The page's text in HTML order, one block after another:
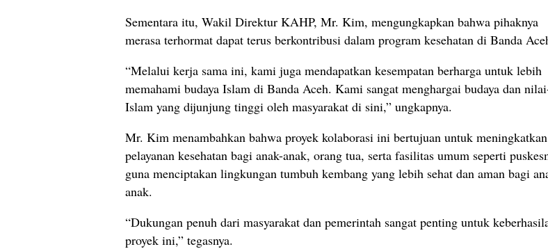
Sementara itu, Wakil Direktur KAHP, Mr. Kim, mengungkapkan bahwa pihaknya
merasa terhormat dapat terus berkontribusi dalam program kesehatan di Banda
“Melalui kerja sama ini, kami juga mendapatkan kesempatan berharga untuk lebih
memahami budaya Islam di Banda Aceh. Kami sangat menghargai budaya dan
Islam yang dijunjung tinggi oleh masyarakat di sini,” ungkapnya.
Mr. Kim menambahkan bahwa proyek kolaborasi ini bertujuan untuk meningkatkan
pelayanan kesehatan bagi anak-anak, orang tua, serta fasilitas umum seperti
guna menciptakan lingkungan tumbuh kembang yang lebih sehat dan aman bagi
anak.
“Dukungan penuh dari masyarakat dan pemerintah sangat penting untuk
proyek ini,” tegasnya.